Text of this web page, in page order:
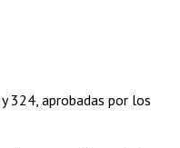
324, aprobadas por los